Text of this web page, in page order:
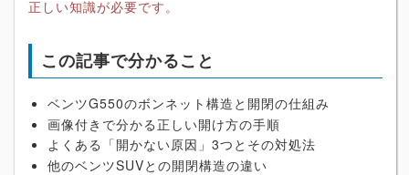
正しい知識が必要です。
この記事で分かること
ベンツG550のボンネット構造と開閉の仕組み
画像付きで分かる正しい開け方の手順
よくある「開かない原因」3つとその対処法
他のベンツSUVとの開閉構造の違い